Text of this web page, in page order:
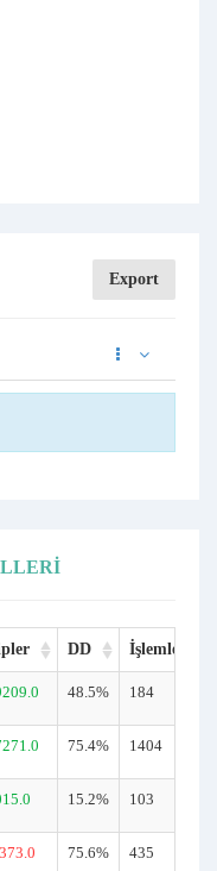
Export
DD İşlemler
48.5% 184
75.4% 1404
15.2% 103
75.6% 435